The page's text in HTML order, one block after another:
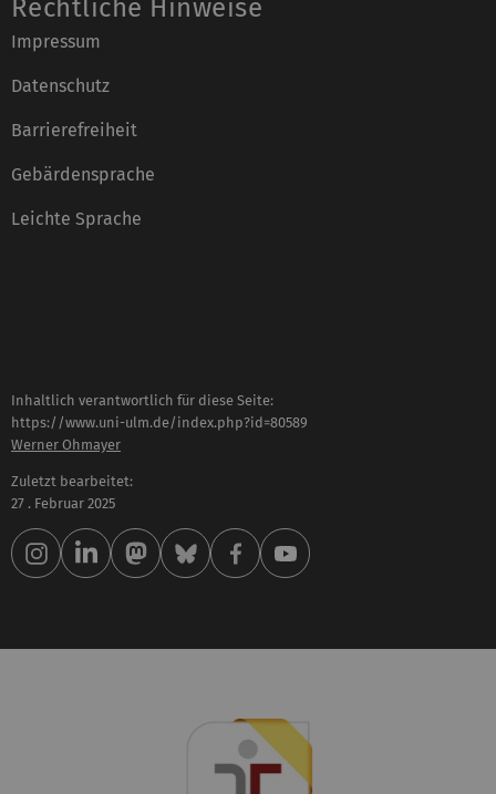
Rechtliche Hinweise
Impressum
Datenschutz
Barrierefreiheit
Gebärdensprache
Leichte Sprache
Inhaltlich verantwortlich für diese Seite:
https://www.uni-ulm.de/index.php?id=80589
Werner Ohmayer
Zuletzt bearbeitet:
27 . Februar 2025